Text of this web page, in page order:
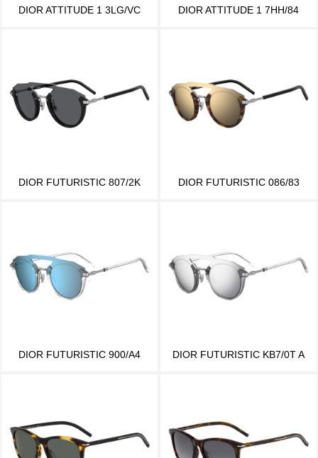
DIOR ATTITUDE 1 3LG/VC DIOR ATTITUDE 1 7HH/84
DIOR FUTURISTIC 807/2K DIOR FUTURISTIC 086/83
DIOR FUTURISTIC 900/A4 DIOR FUTURISTIC KB7/0T A